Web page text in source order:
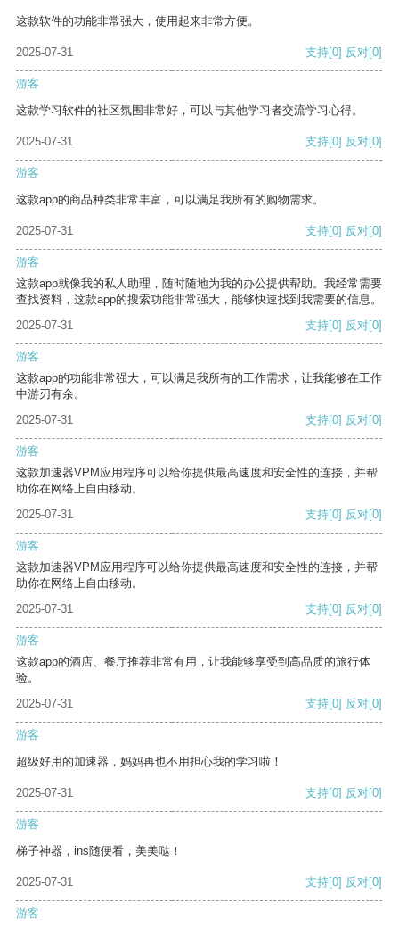
这款软件的功能非常强大，使用起来非常方便。
2025-07-31 支持[0] 反对[0]
游客
这款学习软件的社区氛围非常好，可以与其他学习者交流学习心得。
2025-07-31 支持[0] 反对[0]
游客
这款app的商品种类非常丰富，可以满足我所有的购物需求。
2025-07-31 支持[0] 反对[0]
游客
这款app就像我的私人助理，随时随地为我的办公提供帮助。我经常需要
查找资料，这款app的搜索功能非常强大，能够快速找到我需要的信息。
2025-07-31
支持[0] 反对[0]
游客
这款app的功能非常强大，可以满足我所有的工作需求，让我能够在工作
中游刃有余。
2025-07-31
支持[0] 反对[0]
游客
这款加速器VPM应用程序可以给你提供最高速度和安全性的连接，并帮
助你在网络上自由移动。
2025-07-31
支持[0] 反对[0]
游客
这款加速器VPM应用程序可以给你提供最高速度和安全性的连接，并帮
助你在网络上自由移动。
2025-07-31
支持[0] 反对[0]
游客
这款app的酒店、餐厅推荐非常有用，让我能够享受到高品质的旅行体
验。
2025-07-31
支持[0] 反对[0]
游客
超级好用的加速器，妈妈再也不用担心我的学习啦！
2025-07-31 支持[0] 反对[0]
游客
梯子神器，ins随便看，美美哒！
2025-07-31 支持[0] 反对[0]
游客